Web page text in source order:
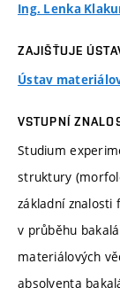
Ing. Lenka
ZAJIŠŤUJE
Ústav
VSTUPNÍ
Studium
struktury
základní znalosti
v průběhu
materiálových
absolventa